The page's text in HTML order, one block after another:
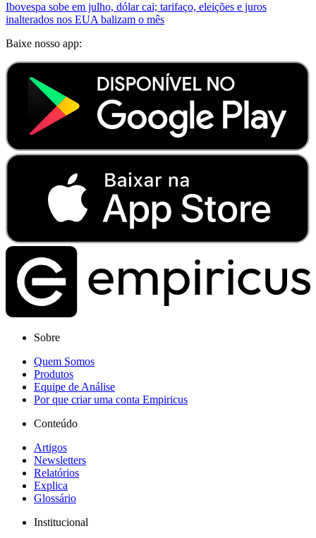
Ibovespa sobe em julho, dólar cai; tarifaço, eleições e juros
inalterados nos EUA balizam o mês
Baixe nosso app:
Sobre
Quem Somos
Produtos
Equipe de Análise
Por que criar uma conta Empiricus
Conteúdo
Artigos
Newsletters
Relatórios
Explica
Glossário
Institucional